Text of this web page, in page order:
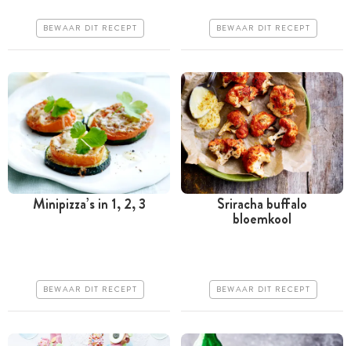
Erg makkelijk
BEWAAR DIT RECEPT BEWAAR DIT RECEPT
Erg makkelijk
Minipizza’s in 1, 2, 3
BEWAAR DIT RECEPT
Tussen 30 minuten en 1
Sriracha buffalo
bloemkool
BEWAAR DIT RECEPT